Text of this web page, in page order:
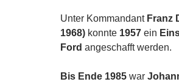
Unter Kommandant Franz
1968) konnte 1957 ein
Ford angeschafft werden.
Bis Ende 1985 war